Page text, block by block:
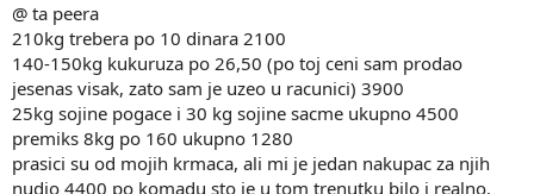
@ ta peera
210kg trebera po 10 dinara 2100
140-150kg kukuruza po 26,50 (po toj ceni sam prodao
jesenas visak, zato sam je uzeo u racunici) 3900
25kg sojine pogace i 30 kg sojine sacme ukupno 4500
premiks 8kg po 160 ukupno 1280
prasici su od mojih krmaca, ali mi je jedan nakupac za njih
nudio 4400 po komadu sto je u tom trenutku bilo i realno.